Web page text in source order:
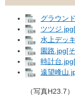
グラウン
ツツジ
水上デッ
園路.jpg[
時計台
遠望峰山
（写真H23.7）